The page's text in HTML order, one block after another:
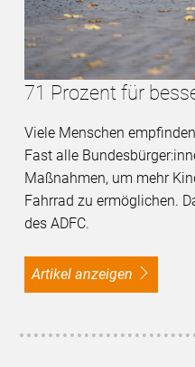
71 Prozent für
Viele Menschen
Fast alle
Maßnahmen, um mehr
Fahrrad zu ermöglichen.
des ADFC.
Artikel anzeigen